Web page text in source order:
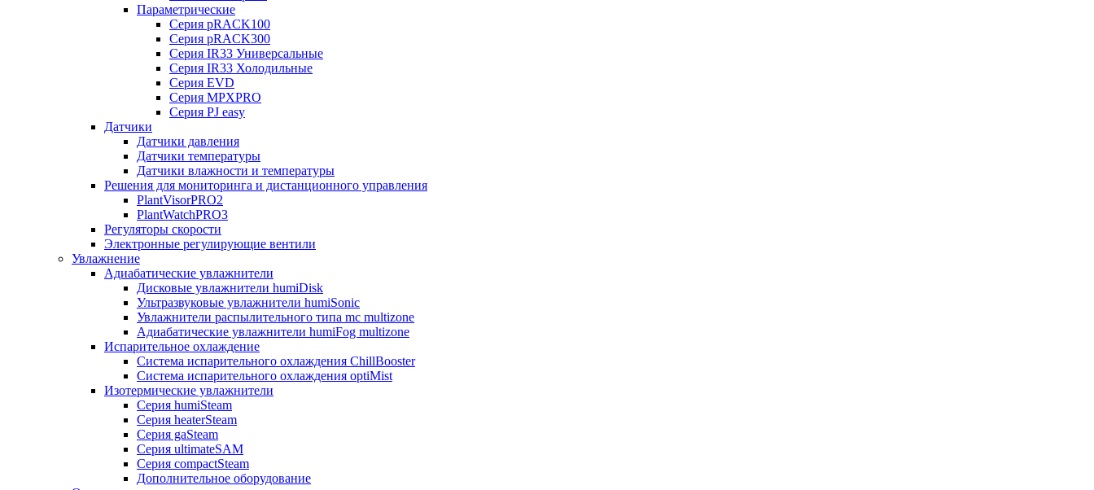
Параметрические
Серия pRACK100
Серия pRACK300
Серия IR33 Универсальные
Серия IR33 Холодильные
Серия EVD
Серия MPXPRO
Серия PJ easy
Датчики
Датчики давления
Датчики температуры
Датчики влажности и температуры
Решения для мониторинга и дистанционного управления
PlantVisorPRO2
PlantWatchPRO3
Регуляторы скорости
Электронные регулирующие вентили
Увлажнение
Адиабатические увлажнители
Дисковые увлажнители humiDisk
Ультразвуковые увлажнители humiSonic
Увлажнители распылительного типа mc multizone
Адиабатические увлажнители humiFog multizone
Испарительное охлаждение
Система испарительного охлаждения ChillBooster
Система испарительного охлаждения optiMist
Изотермические увлажнители
Серия humiSteam
Серия heaterSteam
Серия gaSteam
Серия ultimateSAM
Серия compactSteam
Дополнительное оборудование